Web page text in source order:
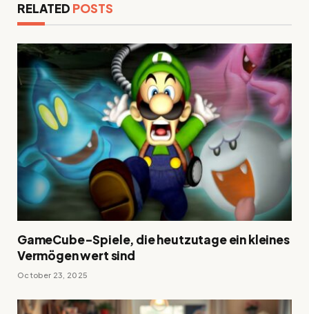
RELATED POSTS
GameCube-Spiele, die heutzutage ein kleines
Vermögen wert sind
October 23, 2025